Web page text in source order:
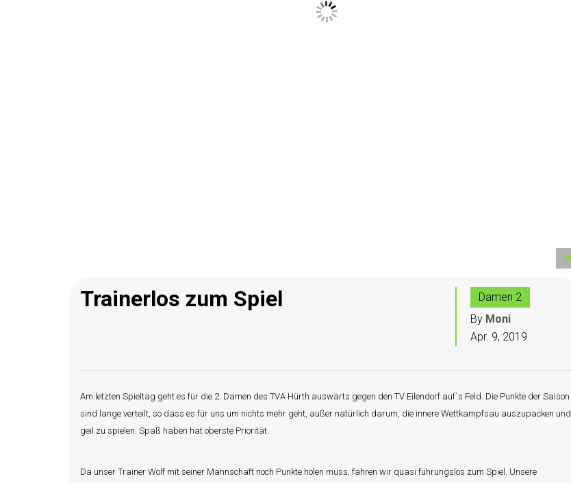
Trainerlos zum Spiel
Damen 2
By Moni
Apr. 9, 2019
Am letzten Spieltag geht es für die 2. Damen des TVA Hürth auswärts gegen den TV Eilendorf auf´s Feld. Die Punkte der Saison
sind lange verteilt, so dass es für uns um nichts mehr geht, außer natürlich darum, die innere Wettkampfsau auszupacken und
geil zu spielen. Spaß haben hat oberste Priorität.
Da unser Trainer Wolf mit seiner Mannschaft noch Punkte holen muss, fahren wir quasi führungslos zum Spiel. Unsere